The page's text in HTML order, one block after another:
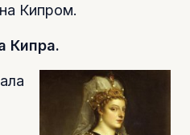
Кипром.
Кипра.